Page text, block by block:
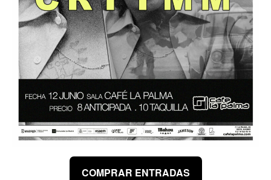
COMPRAR ENTRADAS